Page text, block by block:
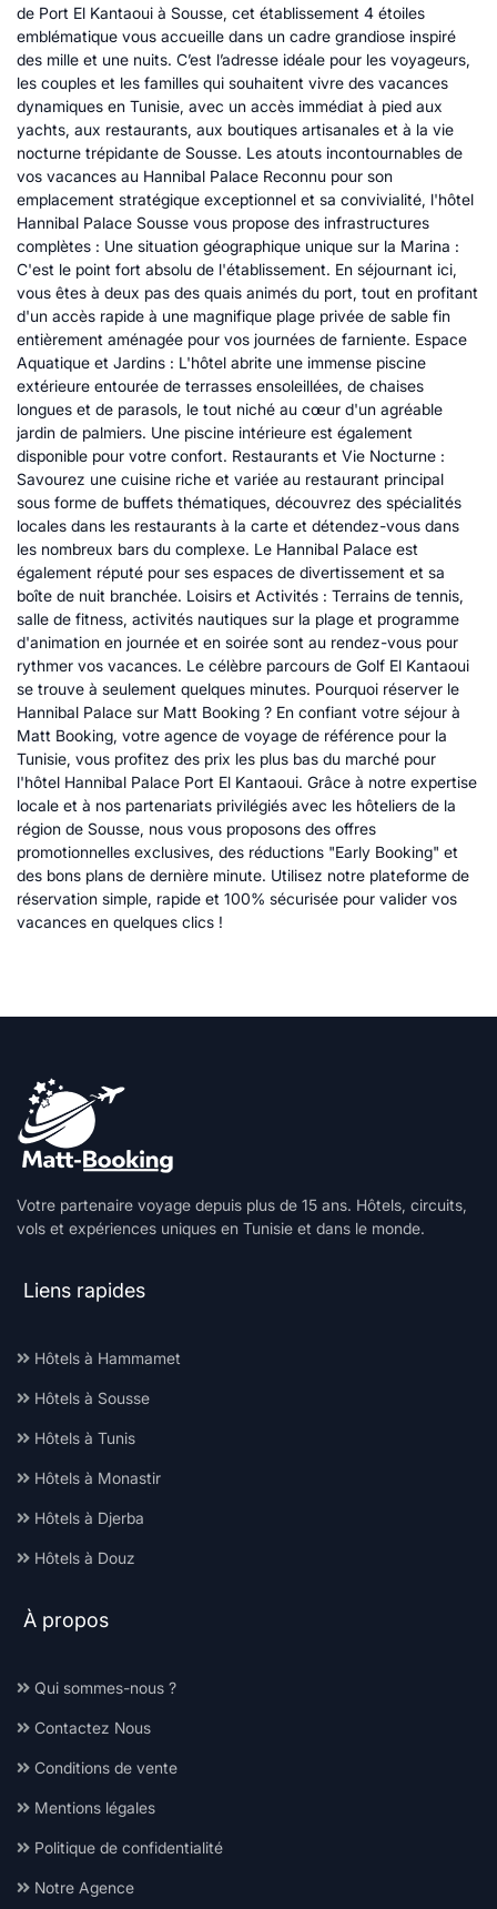
de Port El Kantaoui à Sousse, cet établissement 4 étoiles
emblématique vous accueille dans un cadre grandiose inspiré
des mille et une nuits. C’est l’adresse idéale pour les voyageurs,
les couples et les familles qui souhaitent vivre des vacances
dynamiques en Tunisie, avec un accès immédiat à pied aux
yachts, aux restaurants, aux boutiques artisanales et à la vie
nocturne trépidante de Sousse. Les atouts incontournables de
vos vacances au Hannibal Palace Reconnu pour son
emplacement stratégique exceptionnel et sa convivialité, l'hôtel
Hannibal Palace Sousse vous propose des infrastructures
complètes : Une situation géographique unique sur la Marina :
C'est le point fort absolu de l'établissement. En séjournant ici,
vous êtes à deux pas des quais animés du port, tout en profitant
d'un accès rapide à une magnifique plage privée de sable fin
entièrement aménagée pour vos journées de farniente. Espace
Aquatique et Jardins : L'hôtel abrite une immense piscine
extérieure entourée de terrasses ensoleillées, de chaises
longues et de parasols, le tout niché au cœur d'un agréable
jardin de palmiers. Une piscine intérieure est également
disponible pour votre confort. Restaurants et Vie Nocturne :
Savourez une cuisine riche et variée au restaurant principal
sous forme de buffets thématiques, découvrez des spécialités
locales dans les restaurants à la carte et détendez-vous dans
les nombreux bars du complexe. Le Hannibal Palace est
également réputé pour ses espaces de divertissement et sa
boîte de nuit branchée. Loisirs et Activités : Terrains de tennis,
salle de fitness, activités nautiques sur la plage et programme
d'animation en journée et en soirée sont au rendez-vous pour
rythmer vos vacances. Le célèbre parcours de Golf El Kantaoui
se trouve à seulement quelques minutes. Pourquoi réserver le
Hannibal Palace sur Matt Booking ? En confiant votre séjour à
Matt Booking, votre agence de voyage de référence pour la
Tunisie, vous profitez des prix les plus bas du marché pour
l'hôtel Hannibal Palace Port El Kantaoui. Grâce à notre expertise
locale et à nos partenariats privilégiés avec les hôteliers de la
région de Sousse, nous vous proposons des offres
promotionnelles exclusives, des réductions "Early Booking" et
des bons plans de dernière minute. Utilisez notre plateforme de
réservation simple, rapide et 100% sécurisée pour valider vos
vacances en quelques clics !
Votre partenaire voyage depuis plus de 15 ans. Hôtels, circuits,
vols et expériences uniques en Tunisie et dans le monde.
Liens rapides
Hôtels à Hammamet
Hôtels à Sousse
Hôtels à Tunis
Hôtels à Monastir
Hôtels à Djerba
Hôtels à Douz
À propos
Qui sommes-nous ?
Contactez Nous
Conditions de vente
Mentions légales
Politique de confidentialité
Notre Agence